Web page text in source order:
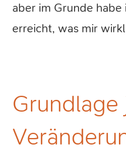
aber im Grunde habe
erreicht, was mir
Grundlage